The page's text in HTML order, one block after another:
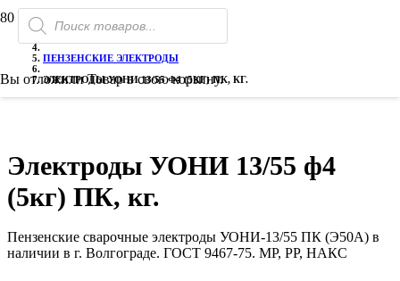
Поиск
товаров
Вы отложилиТоварв свою корзину.
ЭЛЕКТРОДЫ СВАРОЧНЫЕ
ПЕНЗЕНСКИЕ ЭЛЕКТРОДЫ
ЭЛЕКТРОДЫ УОНИ 13/55 Ф4 (5КГ) ПК, КГ.
Электроды УОНИ 13/55 ф4
(5кг) ПК, кг.
Пензенские сварочные электроды УОНИ-13/55 ПК (Э50А) в
наличии в г. Волгограде. ГОСТ 9467-75. МР, РР, НАКС
РАСПРОДАЖА!
РАСПРОДАЖА!